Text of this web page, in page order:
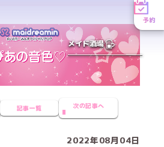
予約
メイド酒場
記事一覧 次の記事へ
2022年08月04日